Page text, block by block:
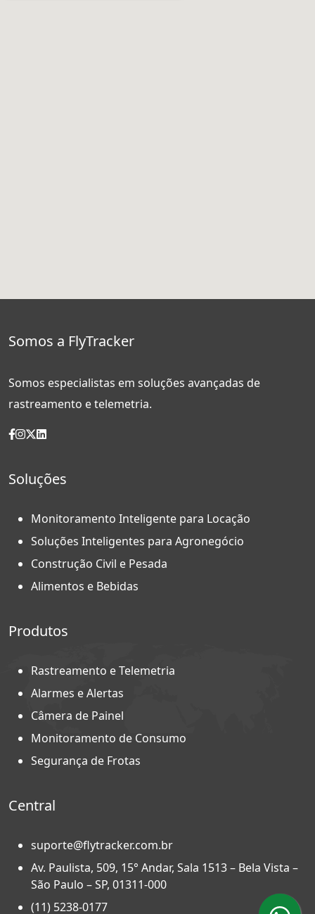
Somos a FlyTracker
Somos especialistas em soluções avançadas de
rastreamento e telemetria.
Soluções
Monitoramento Inteligente para Locação
Soluções Inteligentes para Agronegócio
Construção Civil e Pesada
Alimentos e Bebidas
Produtos
Rastreamento e Telemetria
Alarmes e Alertas
Câmera de Painel
Monitoramento de Consumo
Segurança de Frotas
Central
suporte@flytracker.com.br
Av. Paulista, 509, 15° Andar, Sala 1513 – Bela Vista –
São Paulo – SP, 01311-000
(11) 5238-0177